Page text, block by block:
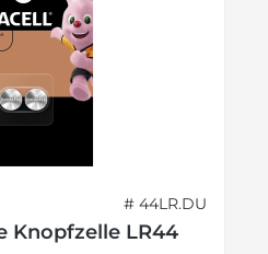
# 44LR.DU
Knopfzelle LR44